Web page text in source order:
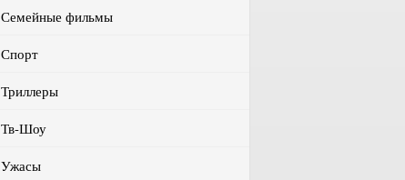
Семейные фильмы
Спорт
Триллеры
Тв-Шоу
Ужасы